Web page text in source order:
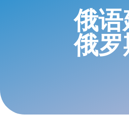
俄语
俄